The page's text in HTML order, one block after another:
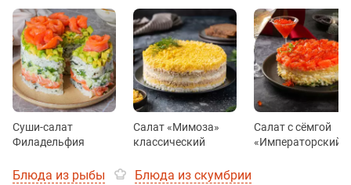
Суши-салат
Филадельфия
Салат «Мимоза»
классический
Салат с сёмгой
«Императорский»
Блюда из рыбы Блюда из скумбрии